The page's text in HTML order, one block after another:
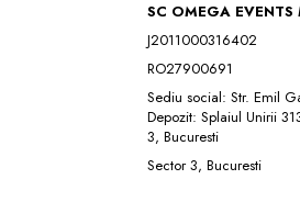
SC OMEGA EVENTS
J2011000316402
RO27900691
Sediu social: Str. Emil
Depozit: Splaiul Unirii
3, Bucuresti
Sector 3, Bucuresti